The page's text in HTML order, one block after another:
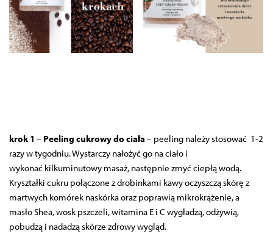
krok 1 – Peeling cukrowy do ciała – peeling należy stosować 1-2
razy w tygodniu. Wystarczy nałożyć go na ciało i
wykonać kilkuminutowy masaż, następnie zmyć ciepłą wodą.
Kryształki cukru połączone z drobinkami kawy oczyszczą skórę z
martwych komórek naskórka oraz poprawią mikrokrążenie, a
masło Shea, wosk pszczeli, witamina E i C wygładzą, odżywią,
pobudzą i nadadzą skórze zdrowy wygląd.